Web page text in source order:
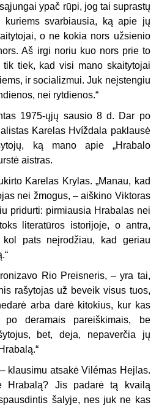
ypač rūpi, jog tai suprastų
svarbiausia, ką apie jų
o ne kokia nors užsienio
Aš irgi noriu kuo nors prie to
tiek, kad visi mano skaitytojai
ir socializmui. Juk neįstengiu
nei rytdienos.“
1975-ųjų sausio 8 d. Dar po
Karelas Hvíždala paklausė
ką mano apie „Hrabalo
aistras.
Karelas Krylas. „Manau, kad
nei žmogus, – aiškino Viktoras
pridurti: pirmiausia Hrabalas nei
literatūros istorijoje, o antra,
pats neįrodžiau, kad geriau
Rio Preisneris, – yra tai,
rašytojas už beveik visus tuos,
arba darė kitokius, kur kas
po deramais pareiškimais, be
bet, deja, nepaverčia jų
klausimu atsakė Vilémas Hejlas.
Hrabalą? Jis padarė tą kvailą
šalyje, nes juk ne kas